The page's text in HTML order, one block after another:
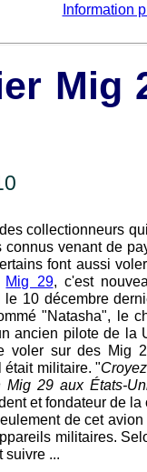
Information
Mig
collectionneurs
connus venant de
font aussi
Mig 29, c'est
le 10 décembre
"Natasha", le
ancien pilote de la
voler sur des Mig
militaire. "
Mig 29 aux États-
et fondateur de
de cet
militaires.
suivre ...